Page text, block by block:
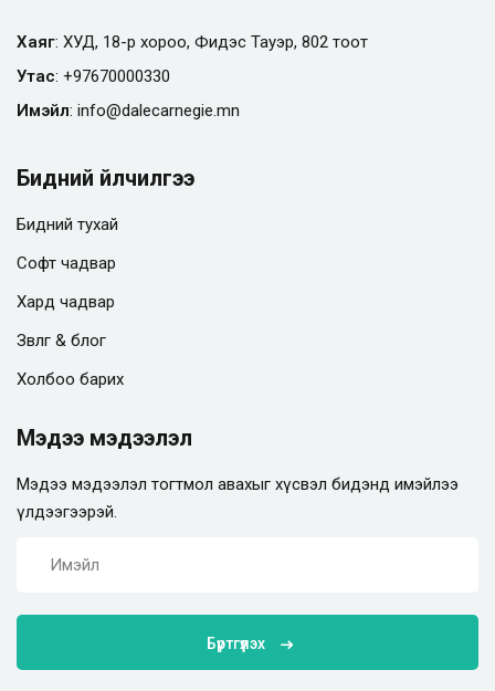
Хаяг: ХУД, 18-р хороо, Фидэс Тауэр, 802 тоот
Утас: +97670000330
Имэйл: info@dalecarnegie.mn
Бидний үйлчилгээ
Бидний тухай
Софт чадвар
Хард чадвар
Зөвлөгөө & блог
Холбоо барих
Мэдээ мэдээлэл
Мэдээ мэдээлэл тогтмол авахыг хүсвэл бидэнд имэйлээ
үлдээгээрэй.
Бүртгүүлэх